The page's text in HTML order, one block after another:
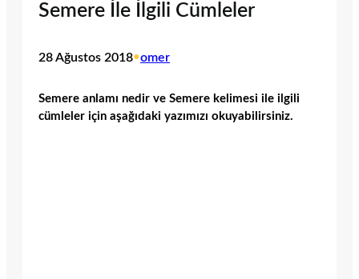
Semere İle İlgili Cümleler
28 Ağustos 2018•omer
Semere anlamı nedir ve Semere kelimesi ile ilgili
cümleler için aşağıdaki yazımızı okuyabilirsiniz.